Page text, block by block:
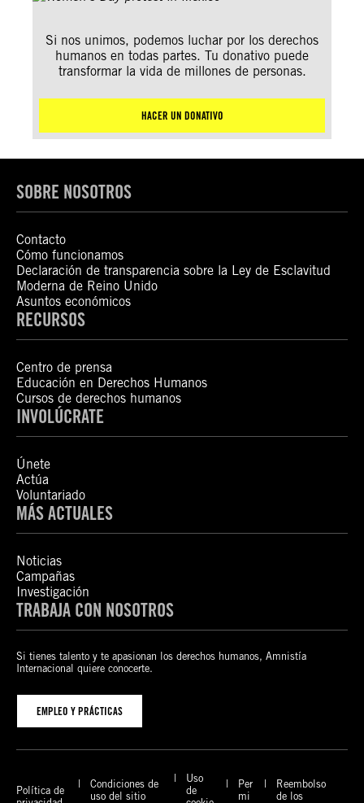
Si nos unimos, podemos luchar por los derechos
humanos en todas partes. Tu donativo puede
transformar la vida de millones de personas.
HACER UN DONATIVO
SOBRE NOSOTROS
Contacto
Cómo funcionamos
Declaración de transparencia sobre la Ley de Esclavitud
Moderna de Reino Unido
Asuntos económicos
RECURSOS
Centro de prensa
Educación en Derechos Humanos
Cursos de derechos humanos
INVOLÚCRATE
Únete
Actúa
Voluntariado
MÁS ACTUALES
Noticias
Campañas
Investigación
TRABAJA CON NOSOTROS
Si tienes talento y te apasionan los derechos humanos, Amnistía
Internacional quiere conocerte.
EMPLEO Y PRÁCTICAS
Política de
Condiciones de
uso del sitio
Uso
de
Per
mi
Reembolso
de los